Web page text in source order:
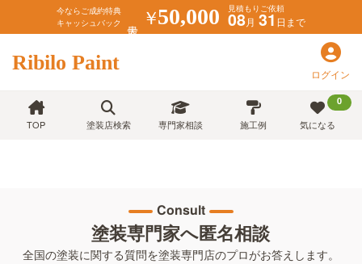
今ならご成約特典
キャッシュバック
￥50,000 見積もりご依頼
08月 31日まで
Ribilo Paint ログイン
TOP 塗装店検索 専門家相談 施工例
0
気になる
Consult
塗装専門家へ匿名相談
全国の塗装に関する質問を塗装専門店のプロがお答えします。